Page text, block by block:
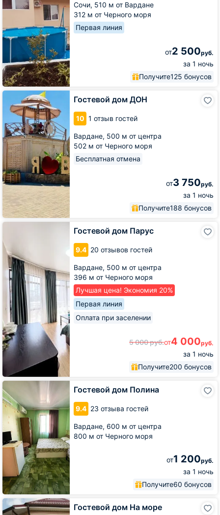
Сочи, 510 м от Вардане
312 м от Черного моря
Первая линия
от2 500руб.
за 1 ночь
Получите125 бонусов
Гостевой дом ДОН
10 1 отзыв гостей
Вардане, 500 м от центра
502 м от Черного моря
Бесплатная отмена
от3 750руб.
за 1 ночь
Получите188 бонусов
Гостевой
дом
ДОН
Гостевой дом Парус
9.4 20 отзывов гостей
Вардане, 500 м от центра
396 м от Черного моря
Лучшая цена! Экономия 20%
Первая линия
Оплата при заселении
5 000руб.от4 000руб.
за 1 ночь
Получите200 бонусов
Гостевой
Парус
Гостевой дом Полина
9.4 23 отзыва гостей
Вардане, 600 м от центра
800 м от Черного моря
от1 200руб.
за 1 ночь
Получите60 бонусов
Гостевой
дом
Полина
Гостевой дом На море
Гостевой
дом